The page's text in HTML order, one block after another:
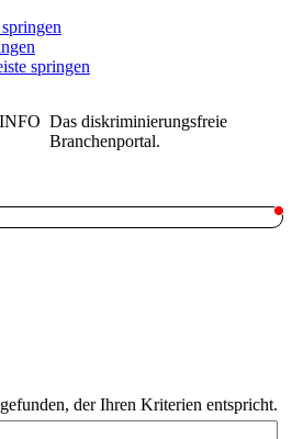
springen
Das diskriminierungsfreie
Branchenportal.
der Ihren Kriterien entspricht.